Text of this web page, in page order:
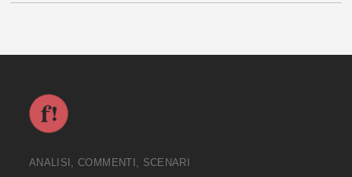
ANALISI, COMMENTI, SCENARI